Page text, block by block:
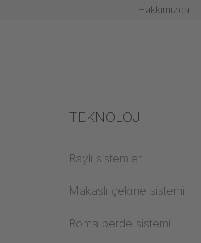
Hakkımızda
Yangından korunma
Yapı malzemesi sınıfları
Trevira CS
TEKNOLOJİ
Raylı sistemler
Makaslı çekme sistemi
Roma perde sistemi